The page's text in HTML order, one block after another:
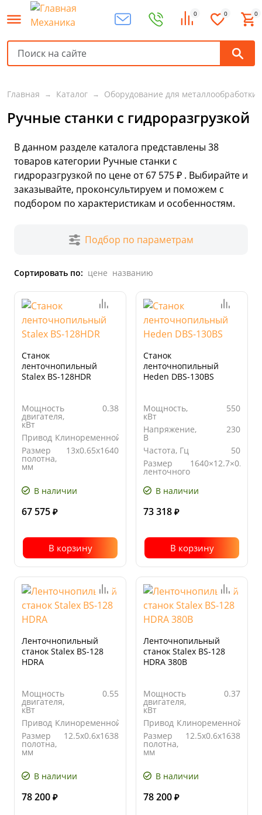
0 0 0
Главная Каталог Оборудование для металлообработки
Ручные станки с гидроразгрузкой
В данном разделе каталога представлены 38
товаров категории Ручные станки с
гидроразгрузкой по цене от 67 575 ₽ . Выбирайте и
заказывайте, проконсультируем и поможем с
подбором по характеристикам и особенностям.
Подбор по параметрам
Сортировать по: цене названию
Станок
ленточнопильный
Stalex BS-128HDR
Мощность
двигателя,
кВт
0.38
Привод Клиноременной
Размер
полотна,
мм
13x0.65x1640
поворота
В наличии
67 575 ₽
В корзину
Станок
ленточнопильный
Heden DBS-130BS
Мощность,
кВт
550
Напряжение,
В
230
Частота, Гц
50
Размер
ленточного
мм
1640×12.7×0.64
В наличии
73 318 ₽
В корзину
Ленточнопильный
станок Stalex BS-128
HDRA
Мощность
двигателя,
кВт
0.55
Привод Клиноременной
Размер
полотна,
мм
12.5x0.6x1638
поворота
В наличии
78 200 ₽
Ленточнопильный
станок Stalex BS-128
HDRA 380В
Мощность
двигателя,
кВт
0.37
Привод Клиноременной
Размер
полотна,
мм
12.5x0.6x1638
поворота
В наличии
78 200 ₽